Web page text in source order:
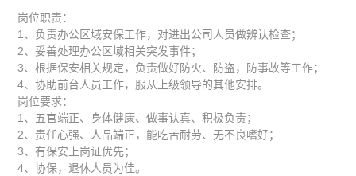
岗位职责：
1、负责办公区域安保工作，对进出公司人员做辨认检查；
2、妥善处理办公区域相关突发事件；
3、根据保安相关规定，负责做好防火、防盗，防事故等工作；
4、协助前台人员工作，服从上级领导的其他安排。
岗位要求：
1、五官端正、身体健康、做事认真、积极负责；
2、责任心强、人品端正，能吃苦耐劳、无不良嗜好；
3、有保安上岗证优先；
4、协保，退休人员为佳。